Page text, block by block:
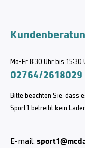
Mo-Fr 8:30 Uhr bis 15:30
02764/2618029
Bitte beachten Sie, dass
Sport1 betreibt kein
E-mail: